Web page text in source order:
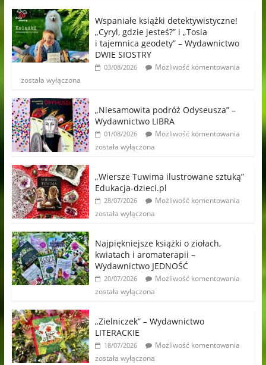
Wspaniałe książki detektywistyczne!
„Cyryl, gdzie jesteś?” i „Tosia
i tajemnica geodety” – Wydawnictwo
DWIE SIOSTRY
03/08/2026
Możliwość komentowania
została wyłączona
„Niesamowita podróż Odyseusza” –
Wydawnictwo LIBRA
01/08/2026
Możliwość komentowania
została wyłączona
„Wiersze Tuwima ilustrowane sztuką”
Edukacja-dzieci.pl
28/07/2026
Możliwość komentowania
została wyłączona
Najpiękniejsze książki o ziołach,
kwiatach i aromaterapii –
Wydawnictwo JEDNOŚĆ
20/07/2026
Możliwość komentowania
została wyłączona
„Zielniczek” – Wydawnictwo
LITERACKIE
18/07/2026
Możliwość komentowania
została wyłączona